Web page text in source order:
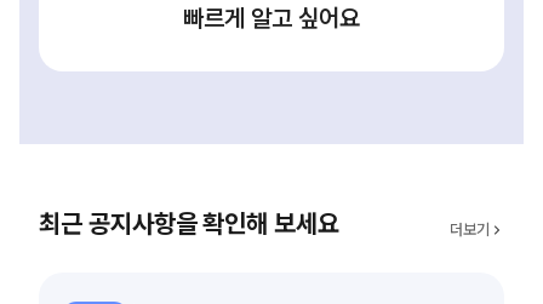
빠르게 알고 싶어요
최근 공지사항을 확인해 보세요 더보기